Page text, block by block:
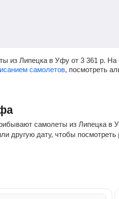
из Липецка в Уфу от 3 361 р. На
самолетов, посмотреть
самолеты из Липецка в
другую дату, чтобы